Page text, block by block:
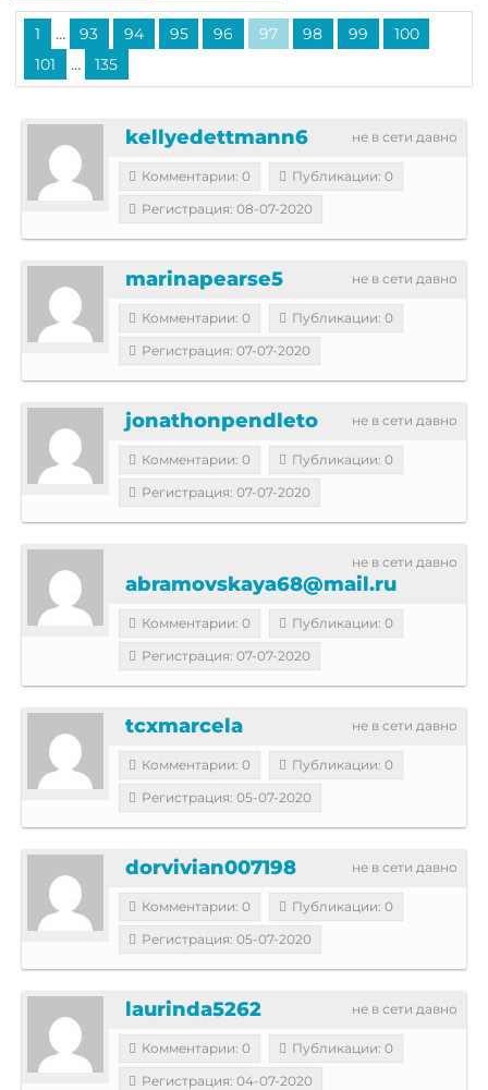
1 ... 93 94 95 96 97 98 99
100
101
... 135
не в сети давно
kellyedettmann6
Комментарии: 0
Публикации: 0
Регистрация: 08-07-2020
не в сети давно
marinapearse5
Комментарии: 0
Публикации: 0
Регистрация: 07-07-2020
не в сети давно
jonathonpendleto
Комментарии: 0
Публикации: 0
Регистрация: 07-07-2020
не в сети давно
abramovskaya68@mail.ru
Комментарии: 0
Публикации: 0
Регистрация: 07-07-2020
не в сети давно
tcxmarcela
Комментарии: 0
Публикации: 0
Регистрация: 05-07-2020
не в сети давно
dorvivian007198
Комментарии: 0
Публикации: 0
Регистрация: 05-07-2020
не в сети давно
laurinda5262
Комментарии: 0
Публикации: 0
Регистрация: 04-07-2020